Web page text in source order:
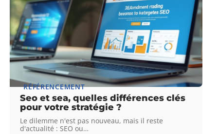
RÉFÉRENCEMENT
Seo et sea, quelles différences clés
pour votre stratégie ?
Le dilemme n'est pas nouveau, mais il reste
d'actualité : SEO ou…